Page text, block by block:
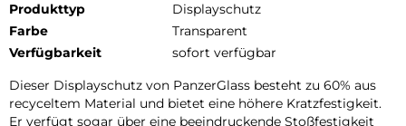
Produkttyp
Displayschutz
Farbe
Transparent
Verfügbarkeit
sofort verfügbar
Dieser Displayschutz von PanzerGlass besteht zu 60% aus
recyceltem Material und bietet eine höhere Kratzfestigkeit.
Er verfügt sogar über eine beeindruckende Stoßfestigkeit